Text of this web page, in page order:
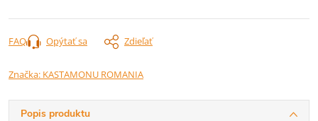
Opýtať sa Zdieľať
FAQ
Značka: KASTAMONU ROMANIA
Popis produktu